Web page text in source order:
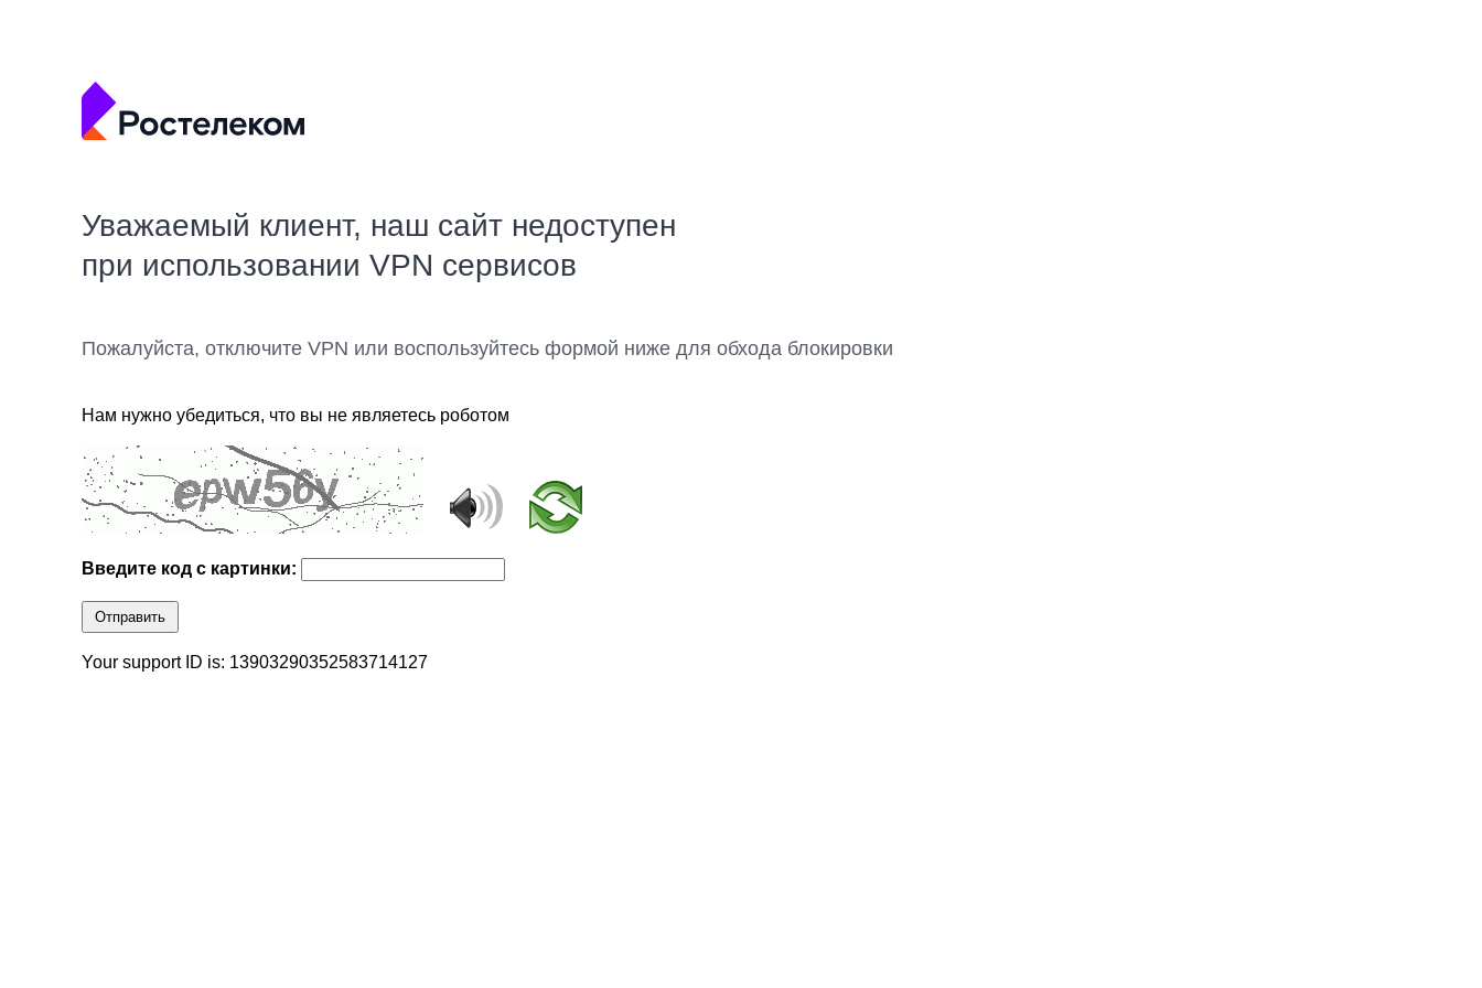
Уважаемый клиент, наш сайт недоступен
при использовании VPN сервисов
Пожалуйста, отключите VPN или воспользуйтесь формой ниже для обхода блокировки
Нам нужно убедиться, что вы не являетесь роботом
Введите код с картинки:
Отправить
Your support ID is: 13903290352583714127